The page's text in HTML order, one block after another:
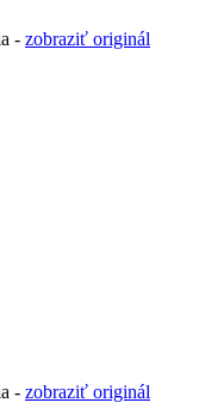
- zobraziť originál
- zobraziť originál